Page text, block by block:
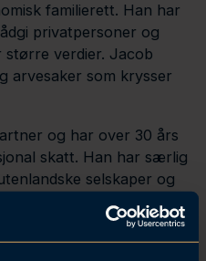
familierett. Han har
privatpersoner og
verdier. Jacob
arvesaker som krysser
og har over 30 års
skatt. Han har særlig
selskaper og
etablering i
av personell.